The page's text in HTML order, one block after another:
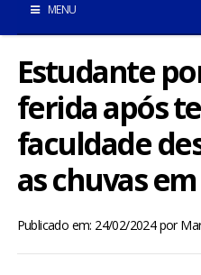
MENU
INÍCIO
POMBAL E REGIÃO
Estudante
ferida após
faculdade
as chuvas
Publicado em: 24/02/2024por